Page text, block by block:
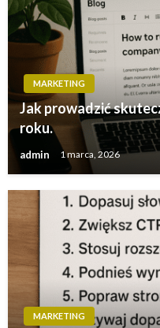
MARKETING
Jak prowadzić
roku.
admin 1 marca, 2026
MARKETING